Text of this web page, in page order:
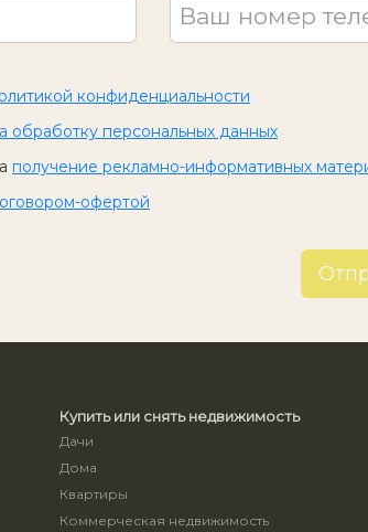
Ваш номер
конфиденциальности
обработку персональных данных
получение рекламно-информативных
офертой
Купить или снять недвижимость
Дачи
Дома
Квартиры
Коммерческая недвижимость